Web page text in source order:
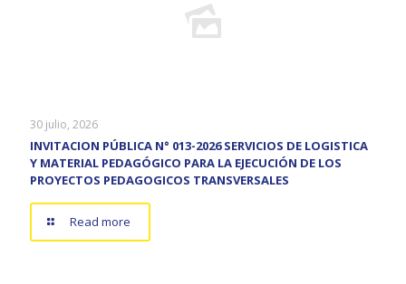
30 julio, 2026
INVITACION PÚBLICA N° 013-2026 SERVICIOS DE LOGISTICA
Y MATERIAL PEDAGÓGICO PARA LA EJECUCIÓN DE LOS
PROYECTOS PEDAGOGICOS TRANSVERSALES
Read more